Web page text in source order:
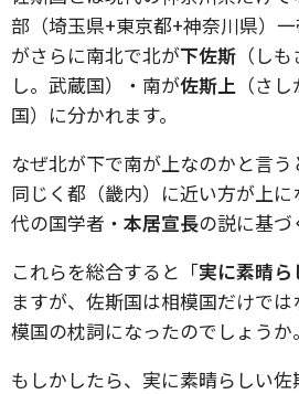
部（埼玉県+東京都+神奈川県）
がさらに南北で北が下佐斯 （し
し。武蔵国）・南が佐斯上 （さ
国）に分かれます。
なぜ北が下で南が上なのかと言
同じく都（畿内）に近い方が上
代の国学者・ 本居宣長の説に基づ
これらを総合すると「実に素晴ら
ますが、佐斯国は相模国だけで
模国の枕詞になったのでしょうか。
もしかしたら、実に素晴らしい